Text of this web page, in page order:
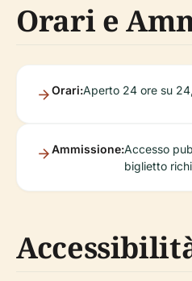
Orari e
Orari:Aperto 24 ore su
Ammissione:Accesso
biglietto